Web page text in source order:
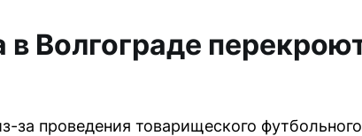
в Волгограде
за проведения товарищеского